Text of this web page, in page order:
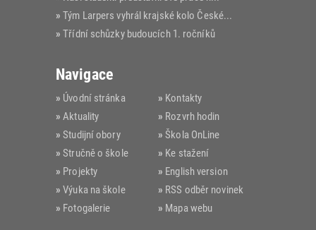
Tým Larpers vyhrál krajské kolo České...
Třídní schůzky budoucích 1. ročníků
Navigace
Úvodní stránka
Aktuality
Studijní obory
Stručně o škole
Projekty
Výuka na škole
Fotogalerie
Kontakty
Rozvrh hodin
Škola OnLine
Ke stažení
English version
RSS odběr novinek
Mapa webu